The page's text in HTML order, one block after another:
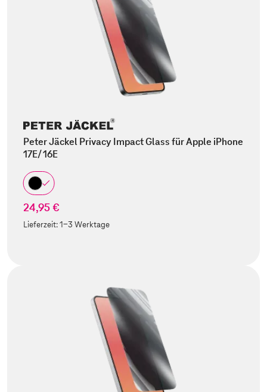
Peter Jäckel Privacy Impact Glass für Apple iPhone
17E/ 16E
24,95 €
Lieferzeit:1-3 Werktage